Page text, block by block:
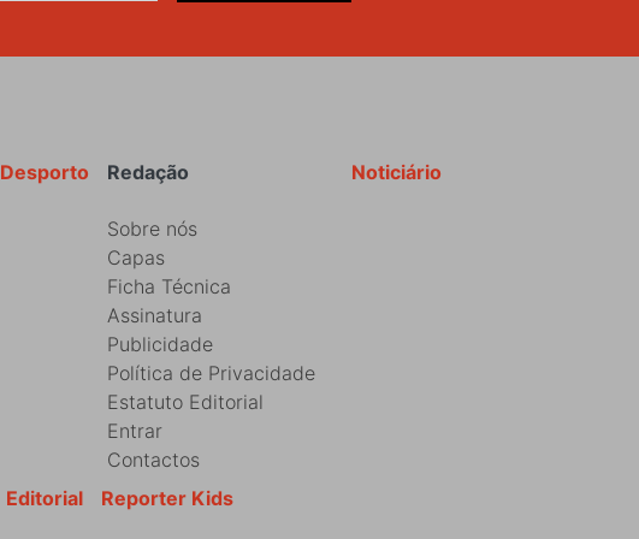
Noticiário
Redação
Sobre nós
Capas
Ficha Técnica
Assinatura
Publicidade
Política de Privacidade
Estatuto Editorial
Entrar
Contactos
Desporto
Reporter Kids
Editorial